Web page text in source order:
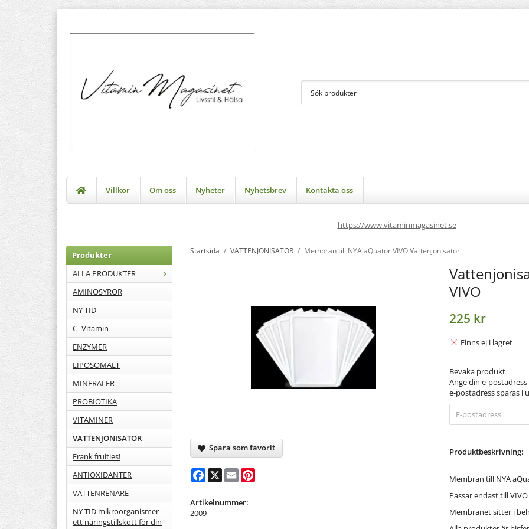
Villkor Om oss Nyheter Nyhetsbrev Kontakta oss
https://www.vitaminmagasinet.se
Produkter
ALLA PRODUKTER
AMINOSYROR
NY TID
C -Vitamin
ENZYMER
LIPOSOMALT
MINERALER
PROBIOTIKA
VITAMINER
VATTENJONISATOR
Frank fruities!
ANTIOXIDANTER
VATTENRENARE
NY TID mikroorganismer
ett näringstillskott för din
Startsida / VATTENJONISATOR / Membran till NYA aQuator VIVO Vattenjonisator
VIVO
225 kr
Finns ej i lagret
Bevaka produkt
Ange din e-
e-postadress sparas i
Produktbeskrivning:
Membran till NYA
Passar endast till
Membranet sitter i
Spara som favorit
Facebook
X Email
Artikelnummer:
2009